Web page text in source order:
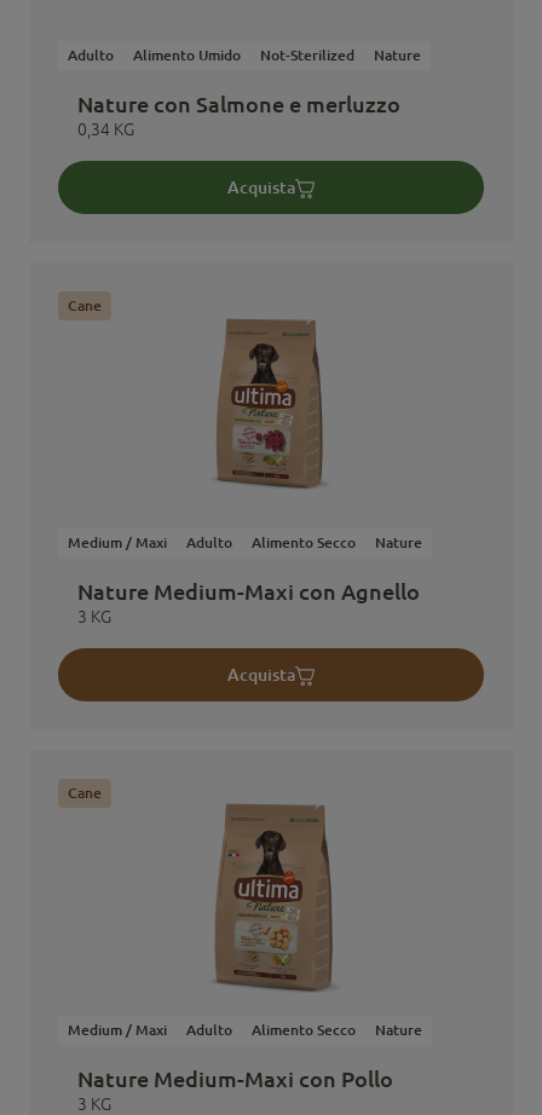
Adulto Alimento Umido Not-Sterilized Nature
Nature con Salmone e merluzzo
0,34 KG
Acquista
Medium / Maxi Adulto Alimento Secco Nature
Nature Medium-Maxi con Agnello
3 KG
Cane
Acquista
Medium / Maxi Adulto Alimento Secco Nature
Nature Medium-Maxi con Pollo
3 KG
Cane